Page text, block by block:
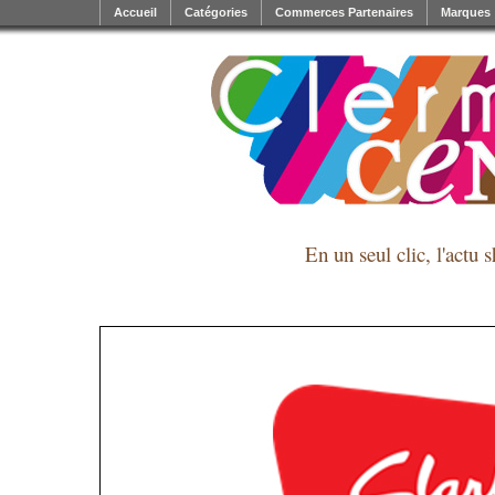
En un seul clic, l'actu
Accueil Catégories Commerces Partenaires Marques